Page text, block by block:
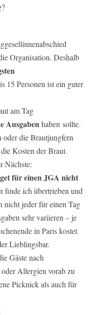
Organisation. Deshalb
15 Personen ist ein guter
am Tag
Ausgabenhaben sollte.
die Brautjungfern
Kosten der Braut.
Nächste:
für einen JGA nicht
finde ich übertrieben und
nicht jeder für einen Tag
sehr variieren – je
in Paris kostet
Lieblingsbar.
Gäste nach
oder Allergien vorab zu
Picknick als auch für